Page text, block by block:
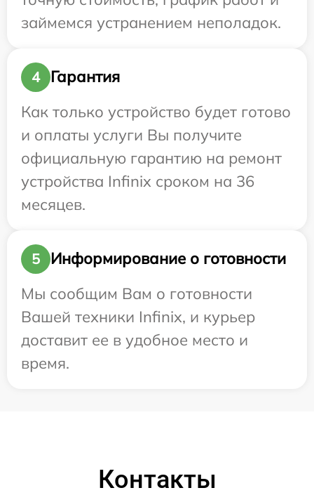
займемся устранением неполадок.
4
Гарантия
Как только устройство будет готово
и оплаты услуги Вы получите
официальную гарантию на ремонт
устройства Infinix сроком на 36
месяцев.
5
Информирование о готовности
Мы сообщим Вам о готовности
Вашей техники Infinix, и курьер
доставит ее в удобное место и
время.
Контакты